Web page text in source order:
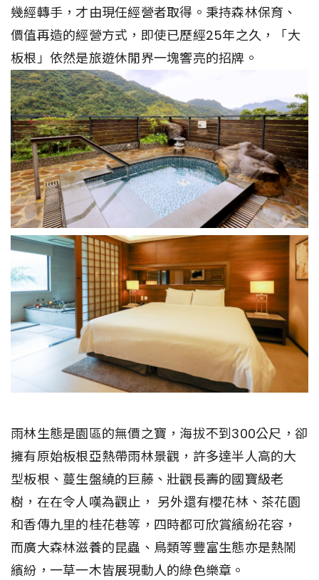
幾經轉手，才由現任經營者取得。秉持森林保育、
價值再造的經營方式，即使已歷經25年之久，「大
板根」依然是旅遊休閒界一塊響亮的招牌。
雨林生態是園區的無價之寶，海拔不到300公尺，卻
擁有原始板根亞熱帶雨林景觀，許多達半人高的大
型板根、蔓生盤繞的巨藤、壯觀長壽的國寶級老
樹，在在令人嘆為觀止， 另外還有櫻花林、茶花園
和香傳九里的桂花巷等，四時都可欣賞繽紛花容，
而廣大森林滋養的昆蟲、鳥類等豐富生態亦是熱鬧
繽紛，一草一木皆展現動人的綠色樂章。